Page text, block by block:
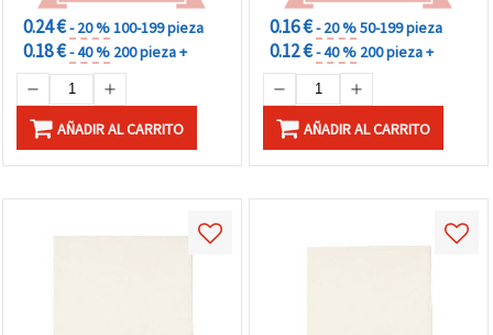
0.24 €- 20 %100-199 pieza
0.18 €- 40 % 200 pieza +
AÑADIR AL CARRITO
0.16 €- 20 %50-199 pieza
0.12 €- 40 % 200 pieza +
AÑADIR AL CARRITO